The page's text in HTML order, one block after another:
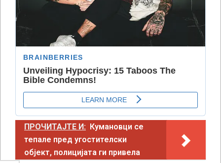
ПРОЧИТАЈТЕ И: Кумановци се
тепале пред угостителски
објект, полицијата ги привела